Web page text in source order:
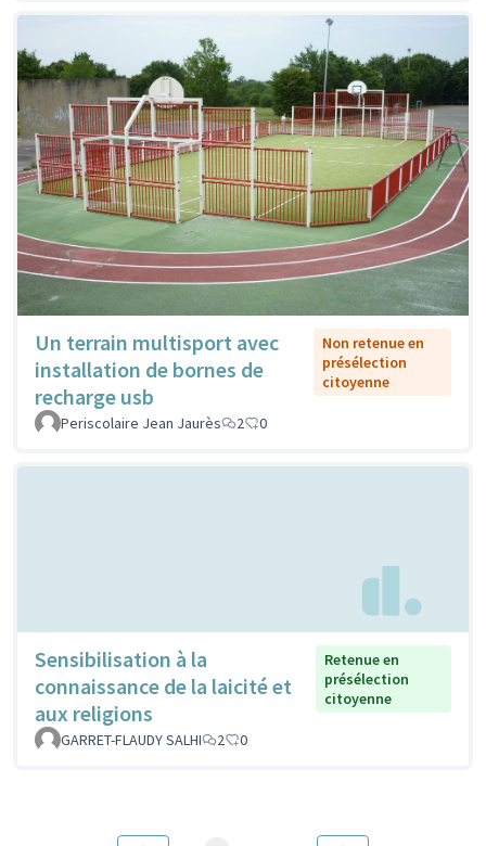
Un terrain multisport avec
installation de bornes de
recharge usb
Non retenue en
présélection
citoyenne
Periscolaire Jean Jaurès 2 0
Sensibilisation à la
connaissance de la laicité et
aux religions
Retenue en
présélection
citoyenne
GARRET-FLAUDY SALHI 2 0